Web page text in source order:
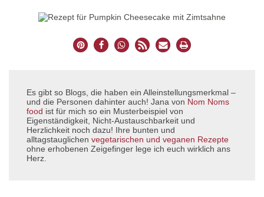
Es gibt so Blogs, die haben ein Alleinstellungsmerkmal –
und die Personen dahinter auch! Jana von Nom Noms
food ist für mich so ein Musterbeispiel von
Eigenständigkeit, Nicht-Austauschbarkeit und
Herzlichkeit noch dazu! Ihre bunten und
alltagstauglichen vegetarischen und veganen Rezepte
ohne erhobenen Zeigefinger lege ich euch wirklich ans
Herz.